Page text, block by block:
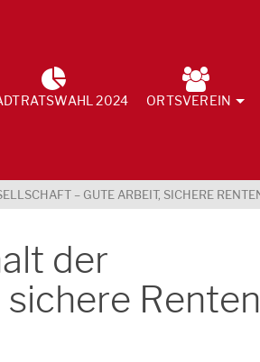
2024 ORTSVEREIN
– GUTE ARBEIT, SICHERE
der
Renten